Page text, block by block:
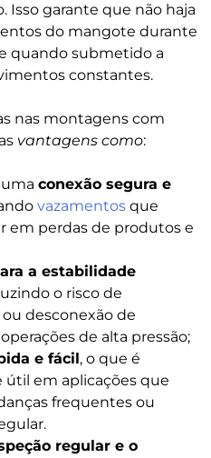
Isso garante que não haja
do mangote durante
quando submetido a
constantes.
nas montagens com
vantagens como:
conexão segura e
vazamentos que
em perdas de produtos e
a estabilidade
o risco de
desconexão de
de alta pressão;
e fácil, o que é
em aplicações que
frequentes ou
regular e o